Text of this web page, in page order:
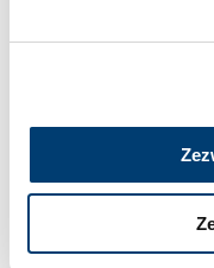
2
Segregatory